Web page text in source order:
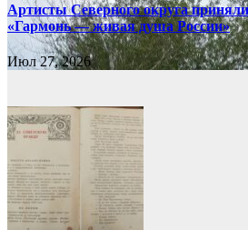
Артисты Северного округа
«Гармонь — живая душа России»
Июл 27, 2026